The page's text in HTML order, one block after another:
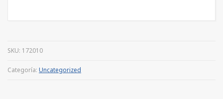
SKU: 172010
Categoría: Uncategorized